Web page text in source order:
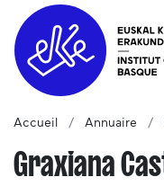
Accueil Annuaire
Graxiana